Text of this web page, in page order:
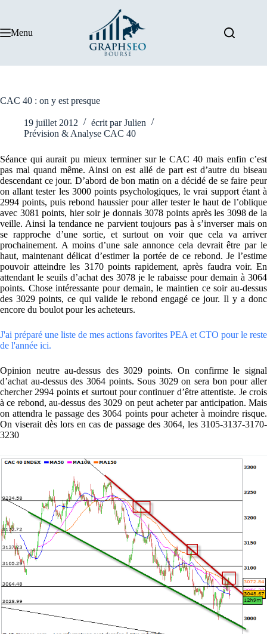
Menu
CAC 40 : on y est presque
19 juillet 2012 écrit par Julien
Prévision & Analyse CAC 40
Séance qui aurait pu mieux terminer sur le CAC 40 mais enfin c’est
pas mal quand même. Ainsi on est allé de part est d’autre du biseau
descendant ce jour. D’abord de bon matin on a décidé de se faire peur
on allant tester les 3000 points psychologiques, le vrai support étant à
2994 points, puis rebond haussier pour aller tester le haut de l’oblique
avec 3081 points, hier soir je donnais 3078 points après les 3098 de la
veille. Ainsi la tendance ne parvient toujours pas à s’inverser mais on
se rapproche d’une sortie, et surtout on voir que cela va arriver
prochainement. A moins d’une sale annonce cela devrait être par le
haut, maintenant délicat d’estimer la portée de ce rebond. Je l’estime
pouvoir atteindre les 3170 points rapidement, après faudra voir. En
attendant le seuils d’achat des 3078 je le rabaisse pour demain à 3064
points. Chose intéressante pour demain, le maintien ce soir au-dessus
des 3029 points, ce qui valide le rebond engagé ce jour. Il y a donc
encore du boulot pour les acheteurs.
J'ai préparé une liste de mes actions favorites PEA et CTO pour le reste
de l'année ici.
Opinion neutre au-dessus des 3029 points. On confirme le signal
d’achat au-dessus des 3064 points. Sous 3029 on sera bon pour aller
chercher 2994 points et surtout pour continuer d’être attentiste. Je crois
à ce rebond, au-dessus des 3029 on peut acheter par anticipation. Mais
on attendra le passage des 3064 points pour acheter à moindre risque.
On viserait dès lors en cas de passage des 3064, les 3105-3137-3170-
3230